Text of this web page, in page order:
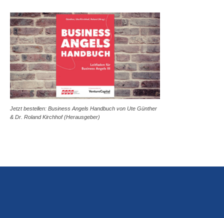
Jetzt bestellen: Business Angels Handbuch von Ute Günther
& Dr. Roland Kirchhof (Herausgeber)